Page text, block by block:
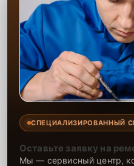
СПЕЦИАЛИЗИРОВАННЫЙ
Оставьте заявку на
Мы — сервисный центр,